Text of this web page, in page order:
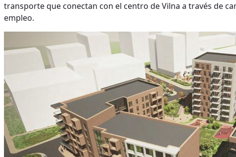
transporte que conectan con el centro de Vilna a través de
empleo.